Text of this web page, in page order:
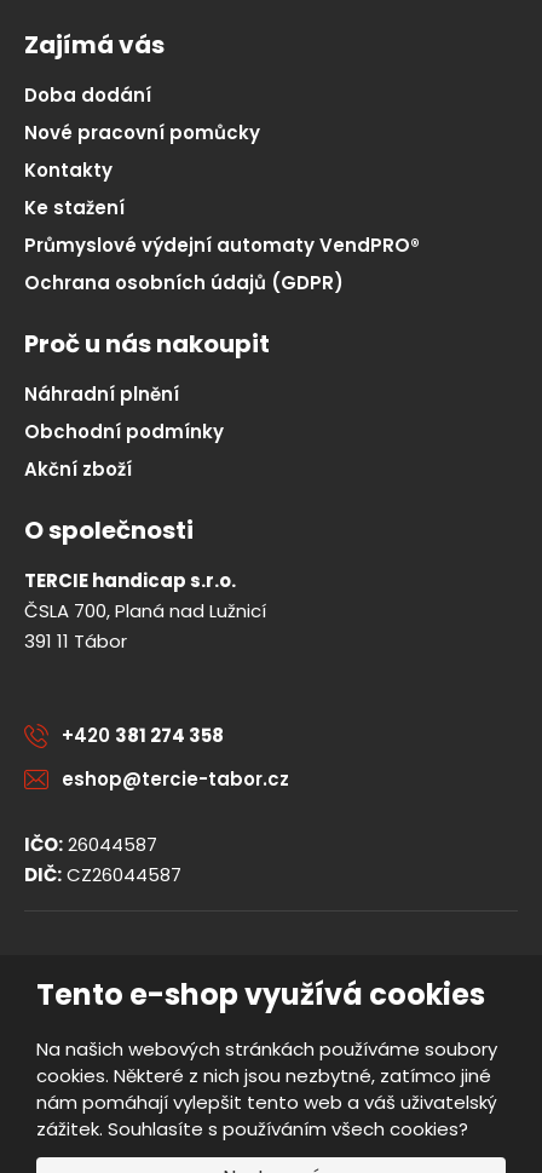
Tento e-shop využívá cookies
Na našich webových stránkách používáme soubory
cookies. Některé z nich jsou nezbytné, zatímco jiné
nám pomáhají vylepšit tento web a váš uživatelský
zážitek. Souhlasíte s používáním všech cookies?
Zajímá vás
Doba dodání
Nové pracovní pomůcky
Kontakty
Ke stažení
Průmyslové výdejní automaty VendPRO®
Ochrana osobních údajů (GDPR)
Proč u nás nakoupit
Náhradní plnění
Obchodní podmínky
Akční zboží
O společnosti
TERCIE handicap s.r.o.
ČSLA 700, Planá nad Lužnicí
391 11 Tábor
+420 381 274 358
eshop@tercie-tabor.cz
IČO:26044587
DIČ:CZ26044587
Obchodní podmínky
Prohlášení o přístupnosti
Nastavení cookies
Mapa stránek
Vyrobila
e